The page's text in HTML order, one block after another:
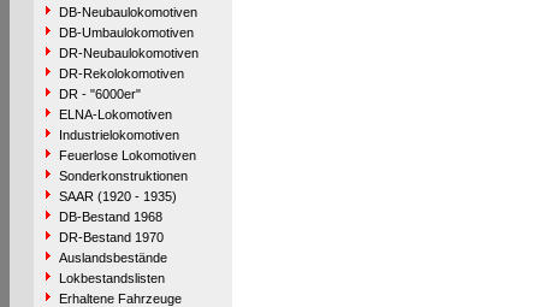
DB-Neubaulokomotiven
DB-Umbaulokomotiven
DR-Neubaulokomotiven
DR-Rekolokomotiven
DR - "6000er"
ELNA-Lokomotiven
Industrielokomotiven
Feuerlose Lokomotiven
Sonderkonstruktionen
SAAR (1920 - 1935)
DB-Bestand 1968
DR-Bestand 1970
Auslandsbestände
Lokbestandslisten
Erhaltene Fahrzeuge